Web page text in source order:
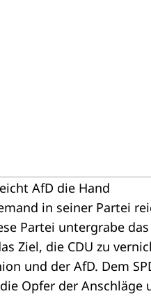
AfD die Hand
in seiner Partei
Partei untergrabe
Ziel, die CDU zu
und der AfD. Dem
Opfer der